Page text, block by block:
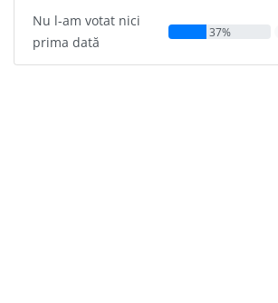
Nu l-am votat nici
prima dată
37%